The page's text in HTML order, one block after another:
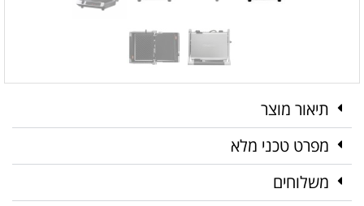
תיאור מוצר
מפרט טכני מלא
משלוחים